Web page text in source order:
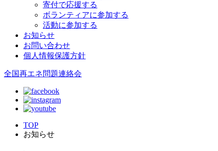
寄付で応援する
ボランティアに参加する
活動に参加する
お知らせ
お問い合わせ
個人情報保護方針
全国再エネ問題連絡会
TOP
お知らせ